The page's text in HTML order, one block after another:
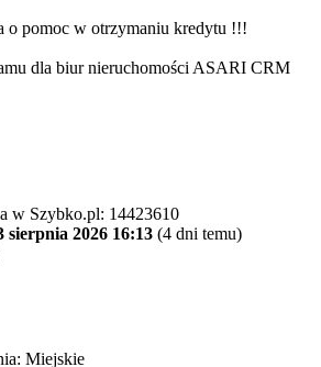
o pomoc w otrzymaniu kredytu !!!
dla biur nieruchomości ASARI CRM
w Szybko.pl: 14423610
sierpnia 2026 16:13 (4 dni temu)
Miejskie